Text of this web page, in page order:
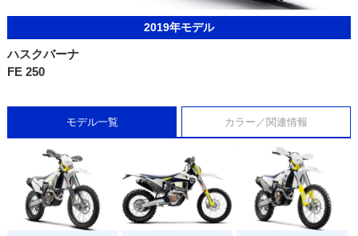
2019年モデル
ハスクバーナ
FE 250
モデル一覧 カラー／関連情報